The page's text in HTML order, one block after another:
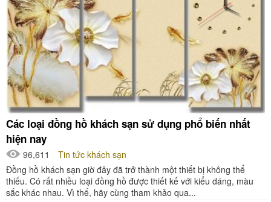
Các loại đồng hồ khách sạn sử dụng phổ biến nhất
hiện nay
96,611
Tin tức khách sạn
Đồng hồ khách sạn giờ đây đã trở thành một thiết bị không thể
thiếu. Có rất nhiều loại đồng hồ được thiết kế với kiểu dáng, màu
sắc khác nhau. Vì thế, hãy cùng tham khảo qua...